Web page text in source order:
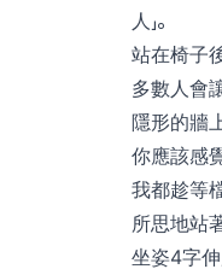
人」。
站在椅子
多數人會
隱形的牆
你應該感
我都趁等
所思地站
坐姿4字